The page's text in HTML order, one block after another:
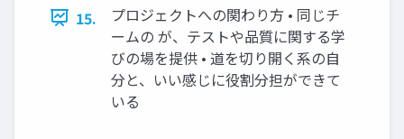
15.
プロジェクトへの関わり方 • 同じチ
ームの が、テストや品質に関する学
びの場を提供 • 道を切り開く系の自
分と、いい感じに役割分担ができて
いる